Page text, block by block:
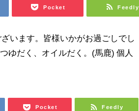
Pocket Feedly
います。皆様いかがお過ごしでし
ゆだく、オイルだく。(馬鹿) 個人
Pocket Feedly